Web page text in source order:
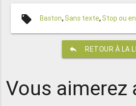
local_offer Baston,Sans texte,Stop ou
reply RETOUR À LA
Vous aimerez